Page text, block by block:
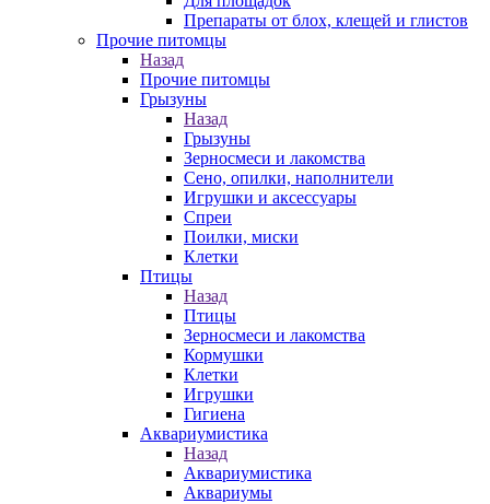
Препараты от блох, клещей и глистов
Прочие питомцы
Назад
Прочие питомцы
Грызуны
Назад
Грызуны
Зерносмеси и лакомства
Сено, опилки, наполнители
Игрушки и аксессуары
Спреи
Поилки, миски
Клетки
Птицы
Назад
Птицы
Зерносмеси и лакомства
Кормушки
Клетки
Игрушки
Гигиена
Аквариумистика
Назад
Аквариумистика
Аквариумы